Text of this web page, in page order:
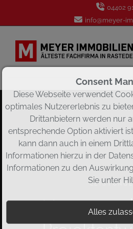
04402
info@meyer-
Consent
Diese Webseite verwendet
optimales Nutzererlebnis zu
Drittanbietern werden nur
entsprechende Option aktiviert
kann dann auch in einem
Informationen hierzu in der
Informationen zu den
Sie unter